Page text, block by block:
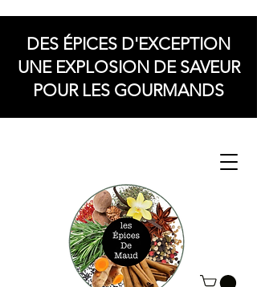
DES ÉPICES D'EXCEPTION
UNE EXPLOSION DE SAVEUR
POUR LES GOURMANDS